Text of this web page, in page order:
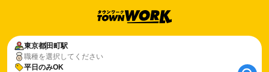
東京都 田町駅
職種を選択してください
平日のみOK